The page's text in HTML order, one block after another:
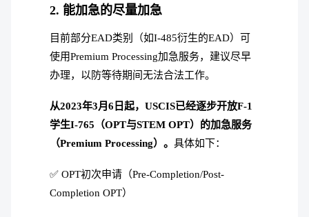
2. 能加急的尽量加急
目前部分EAD类别（如I-485衍生的EAD）可
使用Premium Processing加急服务，建议尽早
办理，以防等待期间无法合法工作。
从2023年3月6日起，USCIS已经逐步开放F-1
学生I-765（OPT与STEM OPT）的加急服务
（Premium Processing）。 具体如下：
✅ OPT初次申请（Pre-Completion/Post-
Completion OPT）